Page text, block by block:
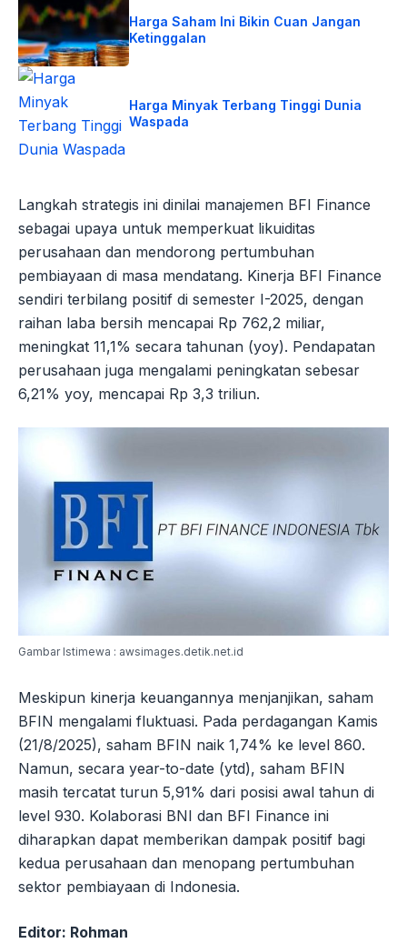
Harga Saham Ini Bikin Cuan Jangan
Ketinggalan
Harga Minyak Terbang Tinggi Dunia
Waspada
Langkah strategis ini dinilai manajemen BFI Finance
sebagai upaya untuk memperkuat likuiditas
perusahaan dan mendorong pertumbuhan
pembiayaan di masa mendatang. Kinerja BFI Finance
sendiri terbilang positif di semester I-2025, dengan
raihan laba bersih mencapai Rp 762,2 miliar,
meningkat 11,1% secara tahunan (yoy). Pendapatan
perusahaan juga mengalami peningkatan sebesar
6,21% yoy, mencapai Rp 3,3 triliun.
Gambar Istimewa : awsimages.detik.net.id
Meskipun kinerja keuangannya menjanjikan, saham
BFIN mengalami fluktuasi. Pada perdagangan Kamis
(21/8/2025), saham BFIN naik 1,74% ke level 860.
Namun, secara year-to-date (ytd), saham BFIN
masih tercatat turun 5,91% dari posisi awal tahun di
level 930. Kolaborasi BNI dan BFI Finance ini
diharapkan dapat memberikan dampak positif bagi
kedua perusahaan dan menopang pertumbuhan
sektor pembiayaan di Indonesia.
Editor: Rohman